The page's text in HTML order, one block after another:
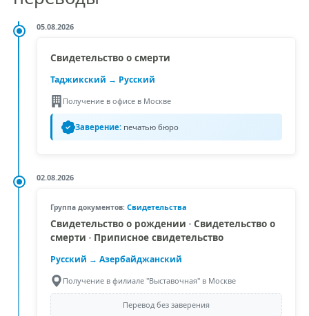
05.08.2026
Свидетельство о смерти
Таджикский → Русский
Получение в офисе в Москве
Заверение:печатью бюро
02.08.2026
Группа документов: Свидетельства
Свидетельство о рождении • Свидетельство о
смерти • Приписное свидетельство
Русский → Азербайджанский
Получение в филиале "Выставочная" в Москве
Перевод без заверения